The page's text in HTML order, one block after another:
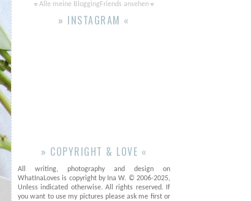
Alle meine BloggingFriends ansehen
» INSTAGRAM «
» COPYRIGHT & LOVE «
All writing, photography and design on
WhatInaLoves is copyright by Ina W. © 2006-2025,
Unless indicated otherwise. All rights reserved. If
you want to use my pictures please ask me first or